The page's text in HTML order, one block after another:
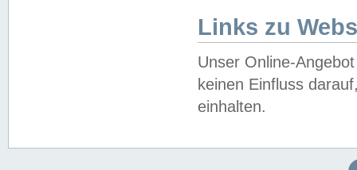
Links zu
Unser Online-
keinen Einfluss
einhalten.